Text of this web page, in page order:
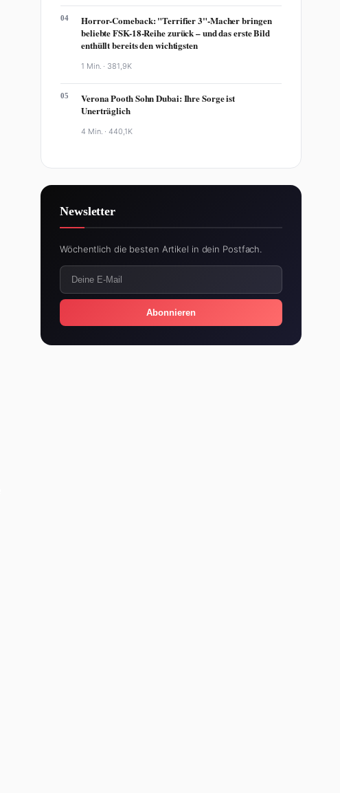
04
Horror-Comeback: "Terrifier 3"-Macher bringen
beliebte FSK-18-Reihe zurück – und das erste Bild
enthüllt bereits den wichtigsten
1 Min. · 381,9K
05
Verona Pooth Sohn Dubai: Ihre Sorge ist
Unerträglich
4 Min. ·440,1K
Newsletter
Wöchentlich die besten Artikel in dein Postfach.
Abonnieren